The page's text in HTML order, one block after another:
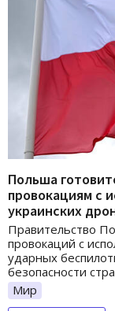
Польша
провокациям с
украинских
Правительство
провокаций с
ударных
безопасности
Мир